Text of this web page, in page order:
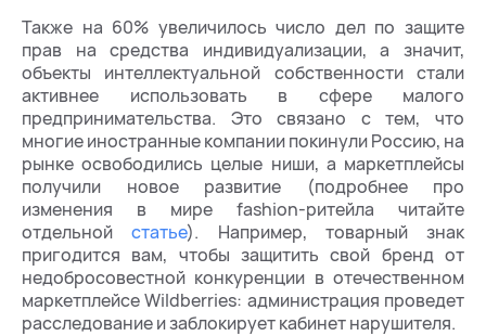
Также на 60% увеличилось число дел по защите
прав на средства индивидуализации, а значит,
объекты интеллектуальной собственности стали
активнее использовать в сфере малого
предпринимательства. Это связано с тем, что
многие иностранные компании покинули Россию, на
рынке освободились целые ниши, а маркетплейсы
получили новое развитие (подробнее про
изменения в мире fashion-ритейла читайте
отдельнойстатье). Например, товарный знак
пригодится вам, чтобы защитить свой бренд от
недобросовестной конкуренции в отечественном
маркетплейсе Wildberries: администрация проведет
расследование и заблокирует кабинет нарушителя.